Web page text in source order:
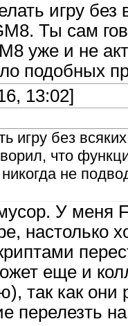
игру
Ты сам
уже и не
подобных
13:02]
игру без
что
не
У меня
еще и
так как
перелезть